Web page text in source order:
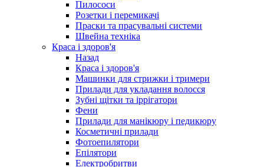
Пилососи
Розетки і перемикачі
Праски та прасувальні системи
Швейна техніка
Краса і здоров'я
Назад
Краса і здоров'я
Машинки для стрижки і тримери
Прилади для укладання волосся
Зубні щітки та іррігатори
Фени
Прилади для манікюру і педикюру
Косметичні прилади
Фотоепилятори
Епілятори
Електробритви